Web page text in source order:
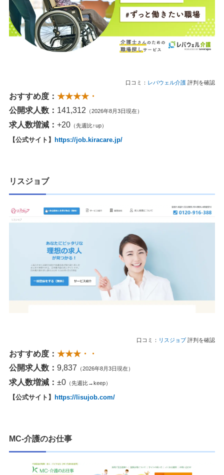
口コミ： レバウェル介護 評判を確認
おすすめ度： ★★★★・
公開求人数： 141,312 （2026年8月3日現在）
求人数増減： +20 （先週比↑up）
【公式サイト】 https://job.kiracare.jp/
リスジョブ
口コミ： リスジョブ 評判を確認
おすすめ度： ★★★・・
公開求人数： 9,837 （2026年8月3日現在）
求人数増減： ±0 （先週比→keep）
【公式サイト】 https://lisujob.com/
MC-介護のお仕事